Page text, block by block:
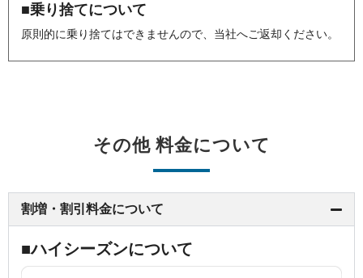
■乗り捨てについて
原則的に乗り捨てはできませんので、当社へご返却ください。
その他 料金について
割増・割引料金について
■ハイシーズンについて